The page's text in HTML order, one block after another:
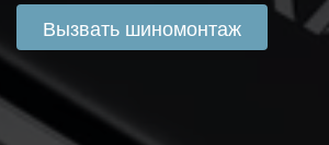
Вызвать шиномонтаж